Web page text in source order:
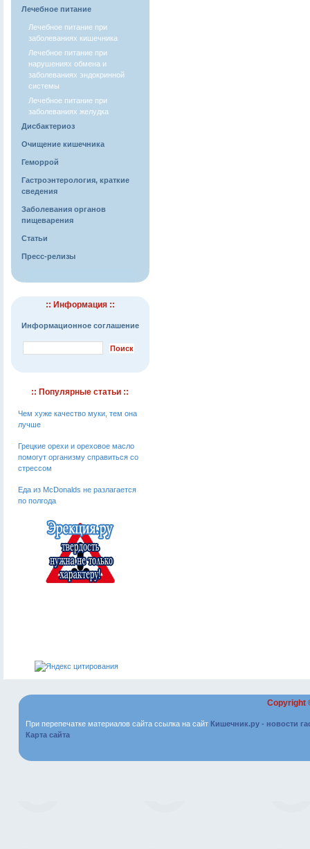
Лечебное питание
Лечебное питание при
заболеваниях кишечника
Лечебное питание при
нарушениях обмена и
заболеваниях эндокринной
системы
Лечебное питание при
заболеваниях желудка
Дисбактериоз
Очищение кишечника
Геморрой
Гастроэнтерология, краткие
сведения
Заболевания органов
пищеварения
Статьи
Пресс-релизы
:: Информация ::
Информационное соглашение
:: Популярные статьи ::
Чем хуже качество муки, тем она
лучше
Грецкие орехи и ореховое масло
помогут организму справиться со
стрессом
Еда из McDonalds не разлагается
по полгода
Copyright
При перепечатке материалов сайта ссылка на сайт Кишечник.ру - новости
Карта сайта